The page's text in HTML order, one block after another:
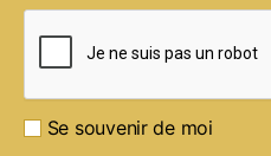
Se souvenir de moi